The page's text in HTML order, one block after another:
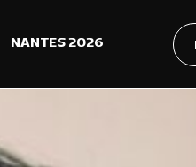
NANTES 2026